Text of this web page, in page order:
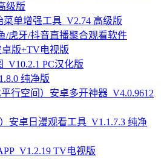
级版
菜单增强工具_V2.74 高级版
/虎牙/抖音直播聚合观看软件
卓版+TV电视版
_V10.2.1 PC汉化版
纯净版
平行空间）安卓多开神器_V4.0.9612
安卓日漫观看工具_V1.1.7.3 纯净
TV电视版